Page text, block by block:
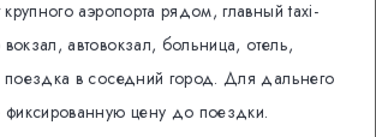
аэропорта рядом, главный taxi-
автовокзал, больница, отель,
поездка в соседний город. Для дальнего
фиксированную цену до поездки.